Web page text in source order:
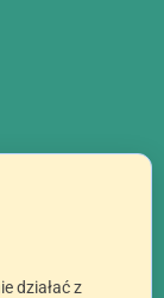
działać z